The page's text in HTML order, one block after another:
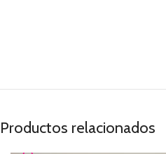
Productos relacionados